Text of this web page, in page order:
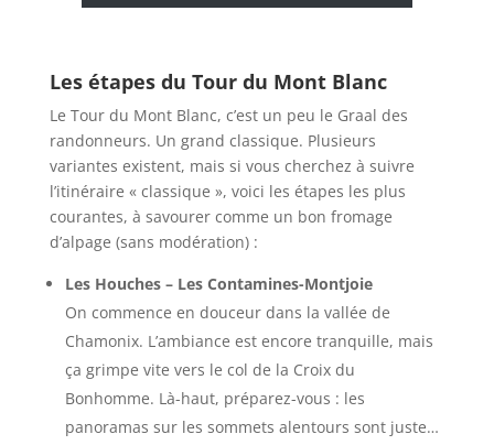
Les étapes du Tour du Mont Blanc
Le Tour du Mont Blanc, c’est un peu le Graal des
randonneurs. Un grand classique. Plusieurs
variantes existent, mais si vous cherchez à suivre
l’itinéraire « classique », voici les étapes les plus
courantes, à savourer comme un bon fromage
d’alpage (sans modération) :
Les Houches – Les Contamines-Montjoie
On commence en douceur dans la vallée de
Chamonix. L’ambiance est encore tranquille, mais
ça grimpe vite vers le col de la Croix du
Bonhomme. Là-haut, préparez-vous : les
panoramas sur les sommets alentours sont juste…